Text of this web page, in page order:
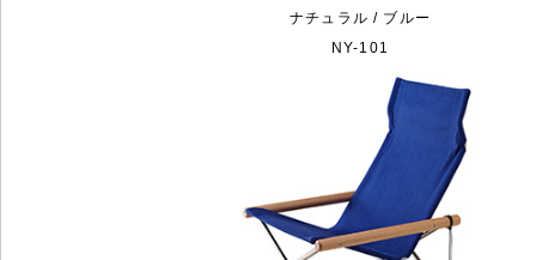
ナチュラル / ブルー
NY-101